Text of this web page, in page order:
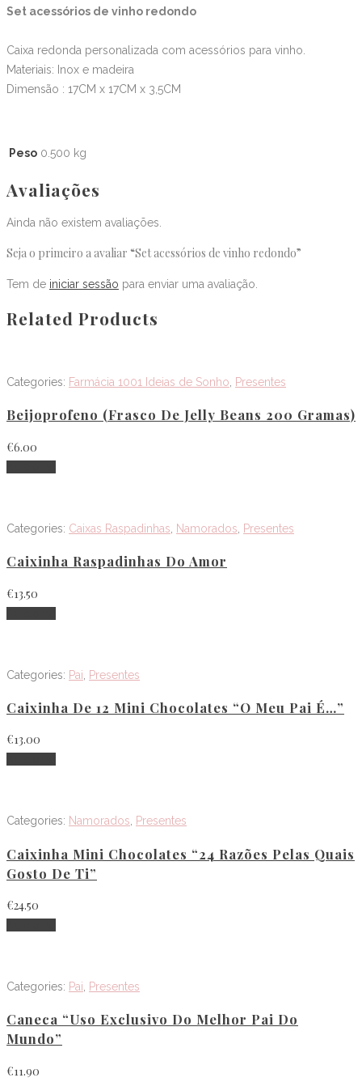
Set acessórios de vinho redondo
Caixa redonda personalizada com acessórios para vinho.
Materiais: Inox e madeira
Dimensão : 17CM x 17CM x 3,5CM
Peso 0.500 kg
Avaliações
Ainda não existem avaliações.
Seja o primeiro a avaliar “Set acessórios de vinho redondo”
Tem de iniciar sessão para enviar uma avaliação.
Related Products
Categories: Farmácia 1001 Ideias de Sonho Presentes
Beijoprofeno (frasco De Jelly Beans 200 Gramas)
€6.00
Categories: Caixas Raspadinhas Namorados Presentes
Caixinha Raspadinhas Do Amor
€13.50
Categories: Pai Presentes
Caixinha De 12 Mini Chocolates “O Meu Pai É…”
€13.00
Categories: Namorados, Presentes
Caixinha Mini Chocolates “24 Razões Pelas Quais
Gosto De Ti”
€24.50
Categories: Pai Presentes
Caneca “Uso Exclusivo Do Melhor Pai Do
Mundo”
€11.90